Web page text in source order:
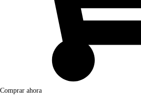
Comprar ahora